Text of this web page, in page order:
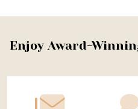
Footer
Enjoy Award-